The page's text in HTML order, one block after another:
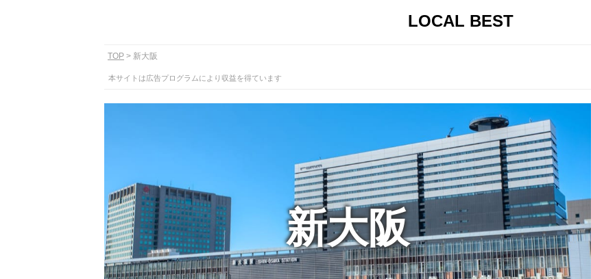
LOCAL BEST
TOP 新大阪
本サイトは広告プログラムにより収益を得ています
新大阪